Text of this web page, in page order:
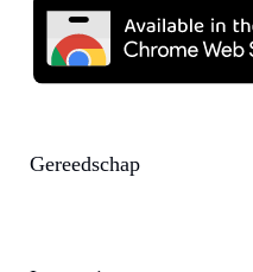
Gereedschap